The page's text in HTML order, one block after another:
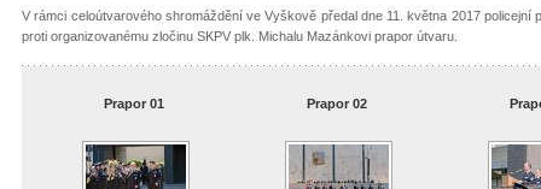
V rámci celoútvarového shromáždění ve Vyškově předal dne 11. května 2017 policejní
proti organizovanému zločinu SKPV plk. Michalu Mazánkovi prapor útvaru.
Prapor 01 Prapor 02